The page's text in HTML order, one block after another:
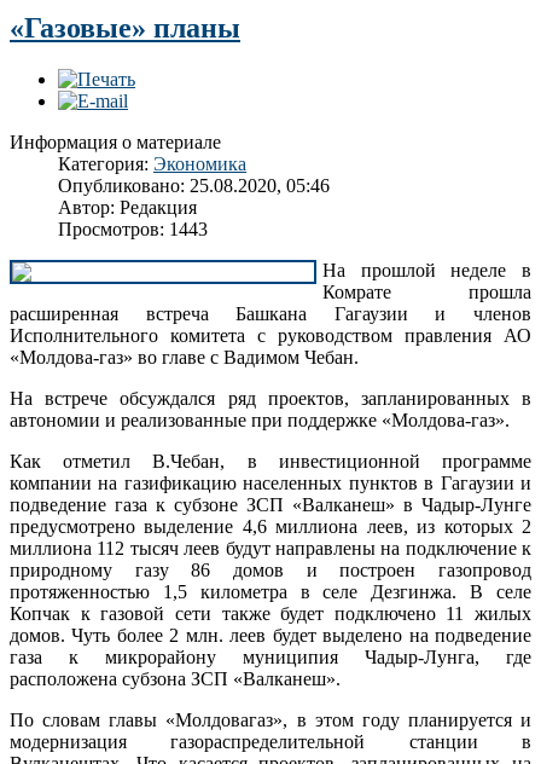
«Газовые» планы
Информация о материале
Категория: Экономика
Опубликовано: 25.08.2020, 05:46
Автор: Редакция
Просмотров: 1443
На прошлой неделе в
Комрате прошла
расширенная встреча Башкана Гагаузии и членов
Исполнительного комитета с руководством правления АО
«Молдова-газ» во главе с Вадимом Чебан.
На встрече обсуждался ряд проектов, запланированных в
автономии и реализованные при поддержке «Молдова-газ».
Как отметил В.Чебан, в инвестиционной программе
компании на газификацию населенных пунктов в Гагаузии и
подведение газа к субзоне ЗСП «Валканеш» в Чадыр-Лунге
предусмотрено выделение 4,6 миллиона леев, из которых 2
миллиона 112 тысяч леев будут направлены на подключение к
природному газу 86 домов и построен газопровод
протяженностью 1,5 километра в селе Дезгинжа. В селе
Копчак к газовой сети также будет подключено 11 жилых
домов. Чуть более 2 млн. леев будет выделено на подведение
газа к микрорайону муниципия Чадыр-Лунга, где
расположена субзона ЗСП «Валканеш».
По словам главы «Молдовагаз», в этом году планируется и
модернизация газораспределительной станции в